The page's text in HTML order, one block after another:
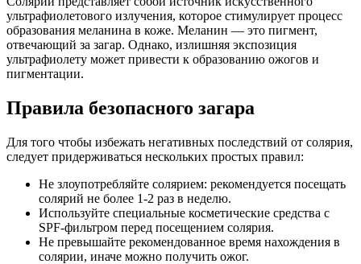
ультрафиолетового излучения, которое стимулирует процесс
образования меланина в коже. Меланин — это пигмент,
отвечающий за загар. Однако, излишняя экспозиция
ультрафиолету может привести к образованию ожогов и
пигментации.
Правила безопасного загара
Для того чтобы избежать негативных последствий от солярия,
следует придерживаться нескольких простых правил:
Не злоупотребляйте солярием: рекомендуется посещать
солярий не более 1-2 раз в неделю.
Используйте специальные косметические средства с
SPF-фильтром перед посещением солярия.
Не превышайте рекомендованное время нахождения в
солярии, иначе можно получить ожог.